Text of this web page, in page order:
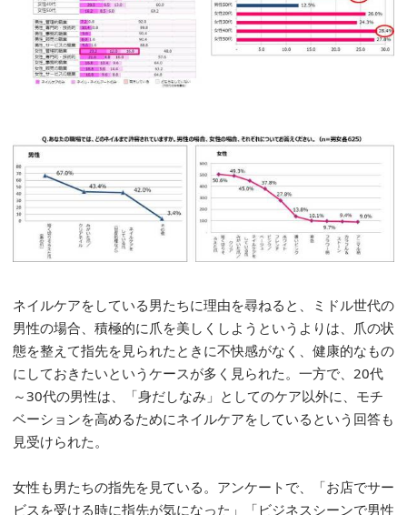
ネイルケアをしている男たちに理由を尋ねると、ミドル世代の
男性の場合、積極的に爪を美しくしようというよりは、爪の状
態を整えて指先を見られたときに不快感がなく、健康的なもの
にしておきたいというケースが多く見られた。一方で、20代
～30代の男性は、「身だしなみ」としてのケア以外に、モチ
ベーションを高めるためにネイルケアをしているという回答も
見受けられた。
女性も男たちの指先を見ている。アンケートで、「お店でサー
ビスを受ける時に指先が気になった」「ビジネスシーンで男性